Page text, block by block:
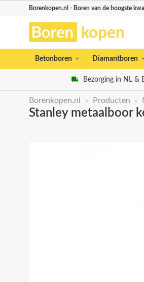
Borenkopen.nl - Boren van de hoogste
Betonboren Diamantboren
Bezorging in NL &
Borenkopen.nl » Producten »
Stanley metaalboor